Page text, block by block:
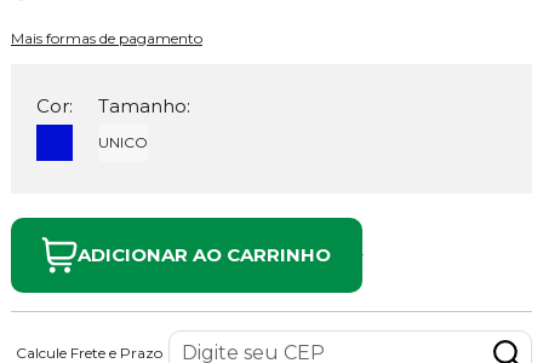
Mais formas de pagamento
Cor: Tamanho:
UNICO
ADICIONAR AO CARRINHO
Calcule Frete e Prazo